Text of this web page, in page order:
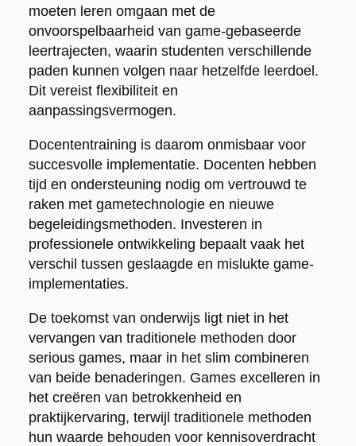
moeten leren omgaan met de
onvoorspelbaarheid van game-gebaseerde
leertrajecten, waarin studenten verschillende
paden kunnen volgen naar hetzelfde leerdoel.
Dit vereist flexibiliteit en
aanpassingsvermogen.
Docententraining is daarom onmisbaar voor
succesvolle implementatie. Docenten hebben
tijd en ondersteuning nodig om vertrouwd te
raken met gametechnologie en nieuwe
begeleidingsmethoden. Investeren in
professionele ontwikkeling bepaalt vaak het
verschil tussen geslaagde en mislukte game-
implementaties.
De toekomst van onderwijs ligt niet in het
vervangen van traditionele methoden door
serious games, maar in het slim combineren
van beide benaderingen. Games excelleren in
het creëren van betrokkenheid en
praktijkervaring, terwijl traditionele methoden
hun waarde behouden voor kennisoverdracht